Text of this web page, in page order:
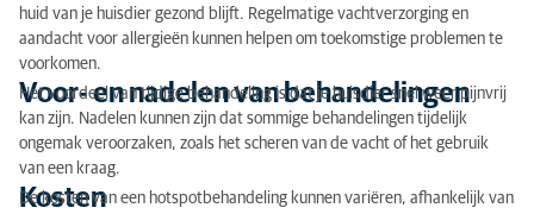
huid van je huisdier gezond blijft. Regelmatige vachtverzorging en
aandacht voor allergieën kunnen helpen om toekomstige problemen te
voorkomen.
Voor- en nadelen van behandelingen
Het voordeel van tijdige behandeling is dat je huisdier snel weer pijnvrij
kan zijn. Nadelen kunnen zijn dat sommige behandelingen tijdelijk
ongemak veroorzaken, zoals het scheren van de vacht of het gebruik
van een kraag.
Kosten
De kosten van een hotspotbehandeling kunnen variëren, afhankelijk van